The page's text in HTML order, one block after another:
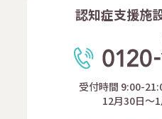
認知症支援施
受付時間 9:00-
12月30日～